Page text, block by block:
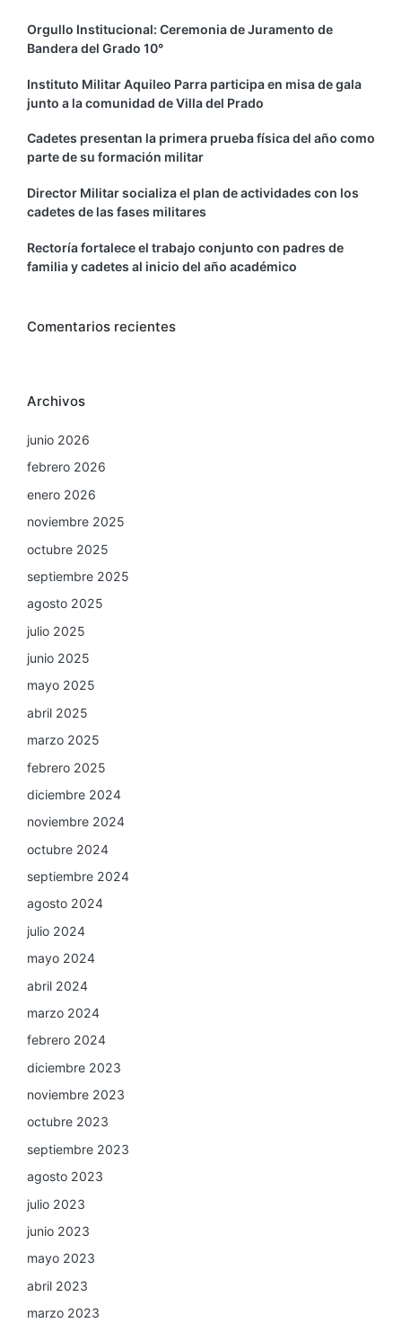
Orgullo Institucional: Ceremonia de Juramento de
Bandera del Grado 10°
Instituto Militar Aquileo Parra participa en misa de gala
junto a la comunidad de Villa del Prado
Cadetes presentan la primera prueba física del año como
parte de su formación militar
Director Militar socializa el plan de actividades con los
cadetes de las fases militares
Rectoría fortalece el trabajo conjunto con padres de
familia y cadetes al inicio del año académico
Comentarios recientes
Archivos
junio 2026
febrero 2026
enero 2026
noviembre 2025
octubre 2025
septiembre 2025
agosto 2025
julio 2025
junio 2025
mayo 2025
abril 2025
marzo 2025
febrero 2025
diciembre 2024
noviembre 2024
octubre 2024
septiembre 2024
agosto 2024
julio 2024
mayo 2024
abril 2024
marzo 2024
febrero 2024
diciembre 2023
noviembre 2023
octubre 2023
septiembre 2023
agosto 2023
julio 2023
junio 2023
mayo 2023
abril 2023
marzo 2023